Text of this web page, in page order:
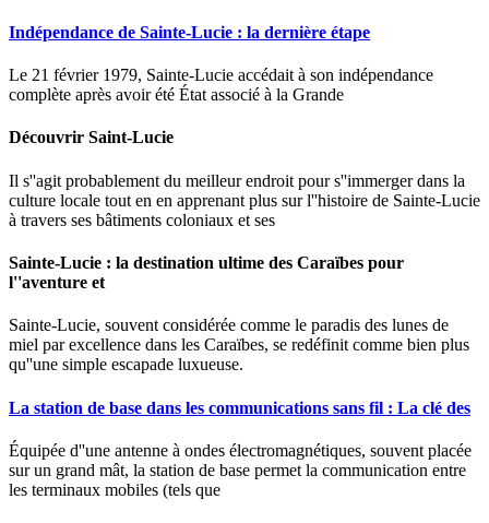
Indépendance de Sainte-Lucie : la dernière étape
Le 21 février 1979, Sainte-Lucie accédait à son indépendance
complète après avoir été État associé à la Grande
Découvrir Saint-Lucie
Il s''agit probablement du meilleur endroit pour s''immerger dans la
culture locale tout en en apprenant plus sur l''histoire de Sainte-Lucie
à travers ses bâtiments coloniaux et ses
Sainte-Lucie : la destination ultime des Caraïbes pour
l''aventure et
Sainte-Lucie, souvent considérée comme le paradis des lunes de
miel par excellence dans les Caraïbes, se redéfinit comme bien plus
qu''une simple escapade luxueuse.
La station de base dans les communications sans fil : La clé des
Équipée d''une antenne à ondes électromagnétiques, souvent placée
sur un grand mât, la station de base permet la communication entre
les terminaux mobiles (tels que